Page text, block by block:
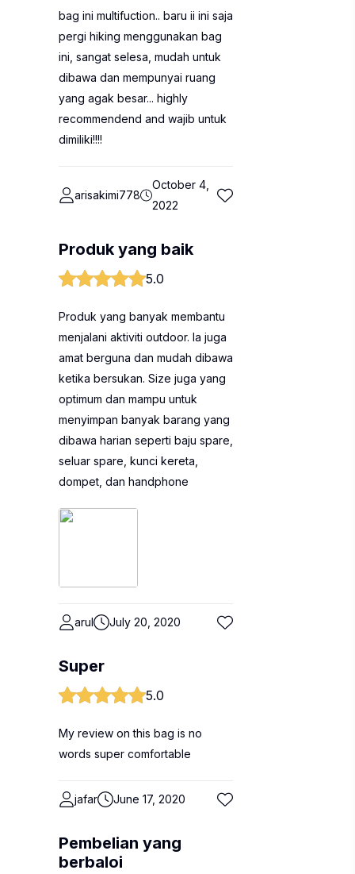
bag ini multifuction.. baru ii ini saja
pergi hiking menggunakan bag
ini, sangat selesa, mudah untuk
dibawa dan mempunyai ruang
yang agak besar... highly
recommendend and wajib untuk
dimiliki!!!!
arisakimi778
October 4,
2022
Produk yang baik
5.0
Produk yang banyak membantu
menjalani aktiviti outdoor. Ia juga
amat berguna dan mudah dibawa
ketika bersukan. Size juga yang
optimum dan mampu untuk
menyimpan banyak barang yang
dibawa harian seperti baju spare,
seluar spare, kunci kereta,
dompet, dan handphone
arul July 20, 2020
Super
5.0
My review on this bag is no
words super comfortable
jafar June 17, 2020
Pembelian yang
berbaloi